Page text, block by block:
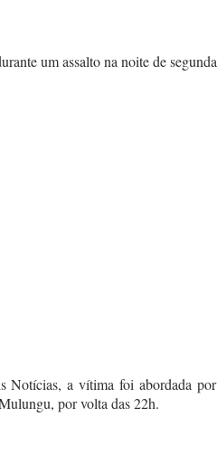
um assalto na noite de
a vítima foi abordada
por volta das 22h.